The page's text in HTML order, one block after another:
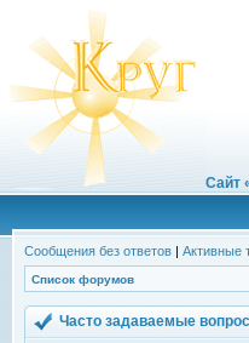
Сайт
Сообщения без ответов | Активные
Список форумов
Часто задаваемые